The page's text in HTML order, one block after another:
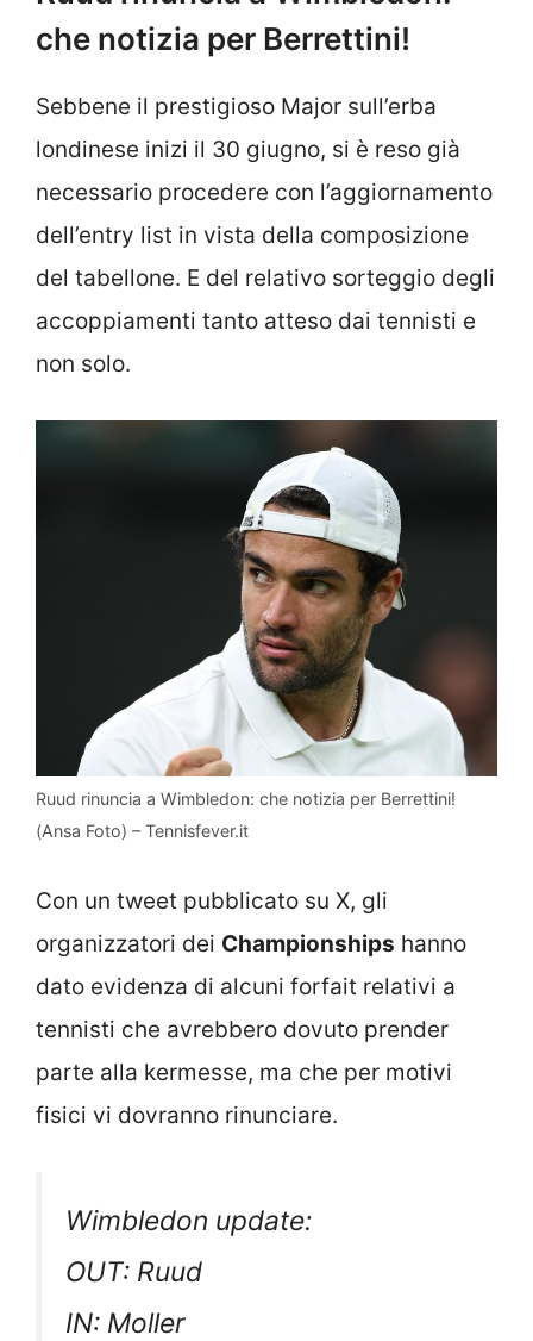
che notizia per Berrettini!
Sebbene il prestigioso Major sull’erba
londinese inizi il 30 giugno, si è reso già
necessario procedere con l’aggiornamento
dell’entry list in vista della composizione
del tabellone. E del relativo sorteggio degli
accoppiamenti tanto atteso dai tennisti e
non solo.
Ruud rinuncia a Wimbledon: che notizia per Berrettini!
(Ansa Foto) – Tennisfever.it
Con un tweet pubblicato su X, gli
organizzatori dei Championships hanno
dato evidenza di alcuni forfait relativi a
tennisti che avrebbero dovuto prender
parte alla kermesse, ma che per motivi
fisici vi dovranno rinunciare.
Wimbledon update:
OUT: Ruud
IN: Moller